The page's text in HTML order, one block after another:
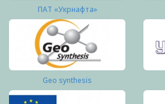
ПАТ «Укрнафта»
Geo synthesis